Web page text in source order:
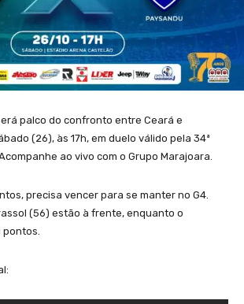
palco do confronto entre Ceará e
(26), às 17h, em duelo válido pela 34ª
ao vivo com o Grupo Marajoara.
precisa vencer para se manter no G4.
(56) estão à frente, enquanto o
pontos.